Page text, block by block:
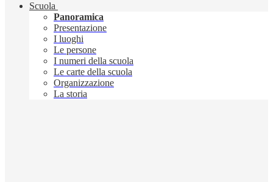
Scuola
Panoramica
Presentazione
I luoghi
Le persone
I numeri della scuola
Le carte della scuola
Organizzazione
La storia